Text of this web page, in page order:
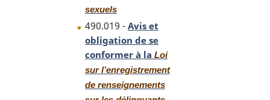
sexuels
490.019 - Avis et
obligation de se
conformer à la Loi
sur l’enregistrement
de renseignements